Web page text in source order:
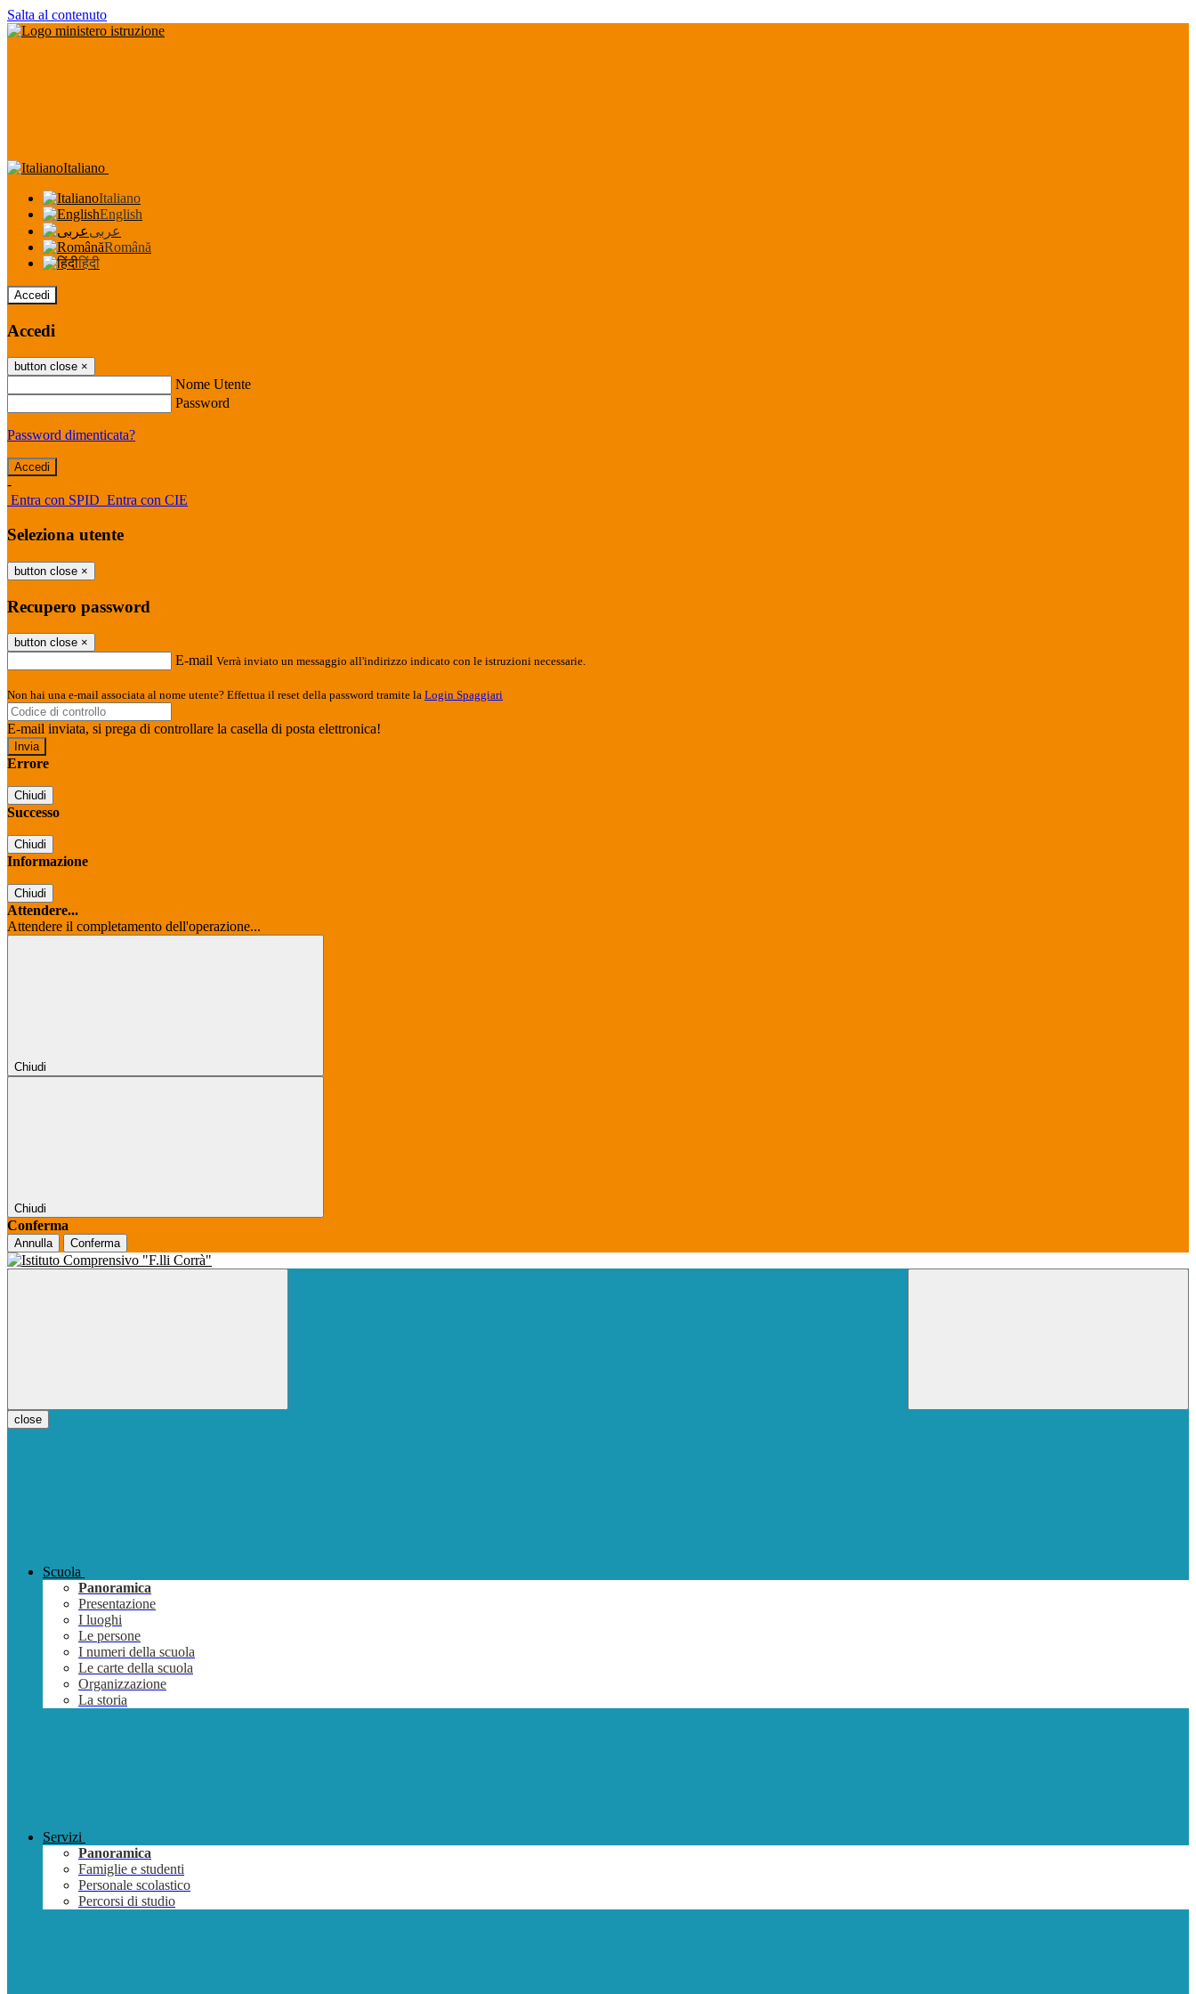
Salta al contenuto
Italiano
Italiano
English
عربى
Română
हिंदी
Accedi
Accedi
button close ×
Nome Utente
Password
Password dimenticata?
-
Entra con SPID Entra con CIE
Seleziona utente
button close ×
Recupero password
button close ×
E-mail Verrà inviato un messaggio all'indirizzo indicato con le istruzioni necessarie.
Non hai una e-mail associata al nome utente? Effettua il reset della password tramite la Login Spaggiari
E-mail inviata, si prega di controllare la casella di posta elettronica!
Errore
Chiudi
Successo
Chiudi
Informazione
Chiudi
Attendere...
Attendere il completamento dell'operazione...
Chiudi
Chiudi
Conferma
Annulla Conferma
close
Scuola
Panoramica
Presentazione
I luoghi
Le persone
I numeri della scuola
Le carte della scuola
Organizzazione
La storia
Servizi
Panoramica
Famiglie e studenti
Personale scolastico
Percorsi di studio